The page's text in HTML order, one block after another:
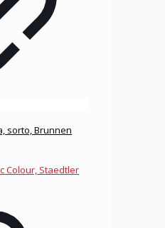
sorto, Brunnen